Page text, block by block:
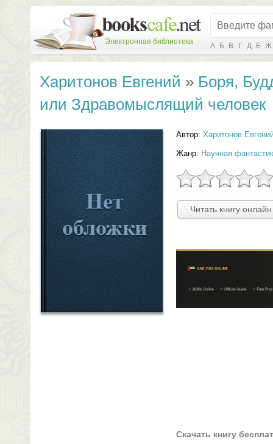
Электронная библиотека А Б В Г Д Е Ж
Харитонов Евгений » Боря,
или Здравомыслящий человек
Автор: Харитонов
Жанр: Научная
Читать книгу
Скачать книгу